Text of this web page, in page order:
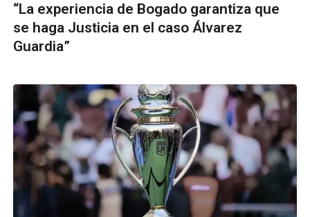
“La experiencia de Bogado garantiza que
se haga Justicia en el caso Álvarez
Guardia”